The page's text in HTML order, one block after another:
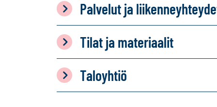
Palvelut ja
Tilat ja materiaalit
Taloyhtiö